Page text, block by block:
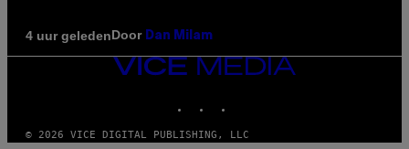
4 uur geledenDoor Dan Milam
VICE
© 2026 VICE DIGITAL PUBLISHING, LLC